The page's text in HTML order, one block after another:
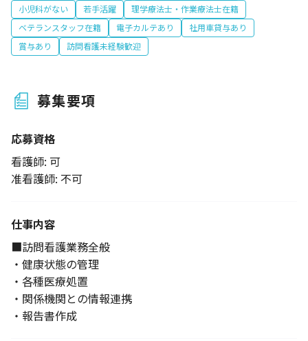
小児科がない
若手活躍
理学療法士・作業療法士在籍
ベテランスタッフ在籍
電子カルテあり
社用車貸与あり
賞与あり
訪問看護未経験歓迎
募集要項
応募資格
看護師: 可
准看護師: 不可
仕事内容
■訪問看護業務全般
・健康状態の管理
・各種医療処置
・関係機関との情報連携
・報告書作成